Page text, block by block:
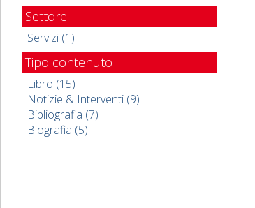
Settore
Servizi (1)
Tipo contenuto
Libro (15)
Notizie & Interventi (9)
Bibliografia (7)
Biografia (5)